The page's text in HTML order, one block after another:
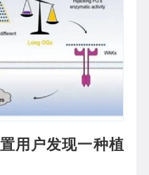
用户发现一种植